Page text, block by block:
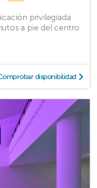
privilegiada
a pie del centro
disponibilidad